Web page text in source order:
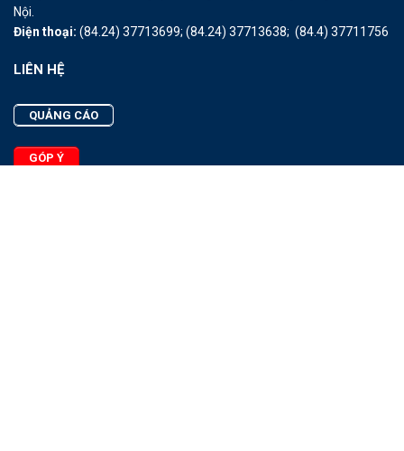
Nội.
Điện thoại: (84.24) 37713699; (84.24) 37713638; (84.4) 37711756
LIÊN HỆ
QUẢNG CÁO
GÓP Ý